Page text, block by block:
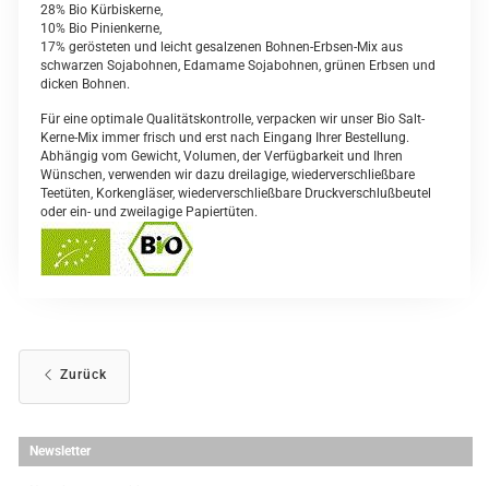
28% Bio Kürbiskerne,
10% Bio Pinienkerne,
17% gerösteten und leicht gesalzenen Bohnen-Erbsen-Mix aus
schwarzen Sojabohnen, Edamame Sojabohnen, grünen Erbsen und
dicken Bohnen.
Für eine optimale Qualitätskontrolle, verpacken wir unser Bio Salt-
Kerne-Mix immer frisch und erst nach Eingang Ihrer Bestellung.
Abhängig vom Gewicht, Volumen, der Verfügbarkeit und Ihren
Wünschen, verwenden wir dazu dreilagige, wiederverschließbare
Teetüten, Korkengläser, wiederverschließbare Druckverschlußbeutel
oder ein- und zweilagige Papiertüten.
Zurück
Newsletter